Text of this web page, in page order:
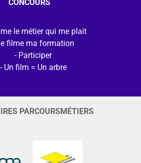
CONCOURS
le métier qui me plait
filme ma formation
Participer
Un film = Un arbre
PARCOURSMÉTIERS